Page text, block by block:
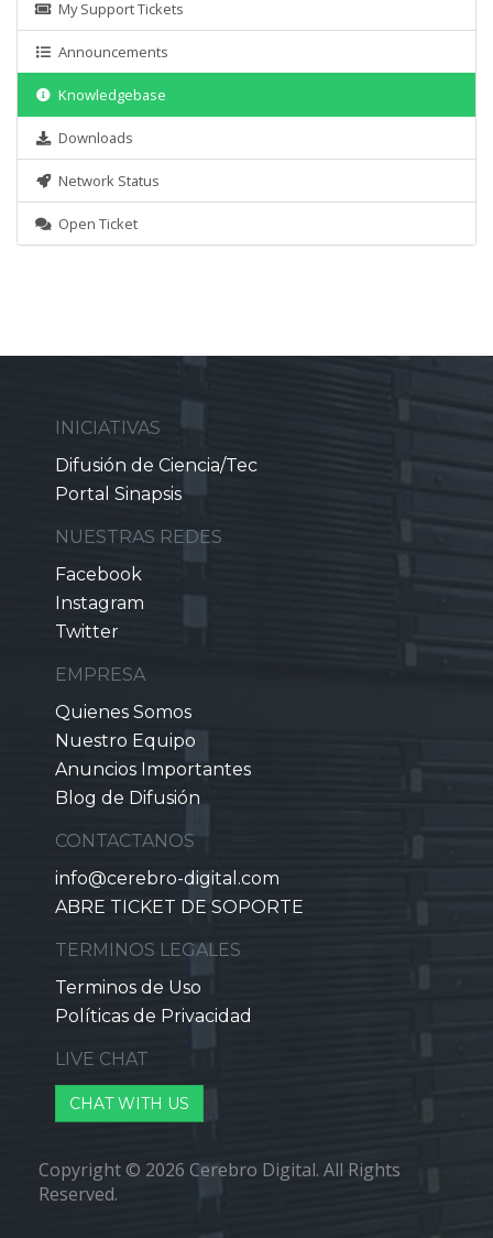
My Support Tickets
Announcements
Knowledgebase
Downloads
Network Status
Open Ticket
INICIATIVAS
Difusión de Ciencia/Tec
Portal Sinapsis
NUESTRAS REDES
Facebook
Instagram
Twitter
EMPRESA
Quienes Somos
Nuestro Equipo
Anuncios Importantes
Blog de Difusión
CONTACTANOS
info@cerebro-digital.com
ABRE TICKET DE SOPORTE
TERMINOS LEGALES
Terminos de Uso
Políticas de Privacidad
LIVE CHAT
CHAT WITH US
Copyright © 2026 Cerebro Digital. All Rights
Reserved.